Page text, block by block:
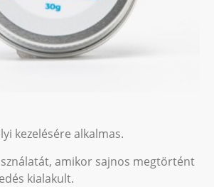
kezelésére alkalmas.
amikor sajnos megtörtént
kialakult.